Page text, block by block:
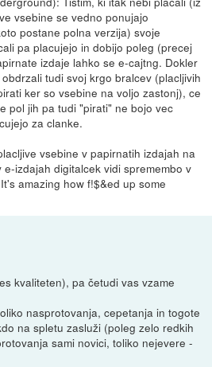
vsebine se vedno ponujajo
postane polna verzija) svoje
pa placujejo in dobijo poleg (precej
izdaje lahko se e-cajtng. Dokler
tudi svoj krgo bralcev (placljivih
ker so vsebine na voljo zastonj), ce
pol jih pa tudi "pirati" ne bojo vec
za clanke.
vsebine v papirnatih izdajah na
izdajah digitalcek vidi spremembo v
amazing how f!$&ed up some
kvaliteten), pa četudi vas vzame
nasprotovanja, cepetanja in togote
na spletu zasluži (poleg zelo redkih
sami novici, toliko nejevere -